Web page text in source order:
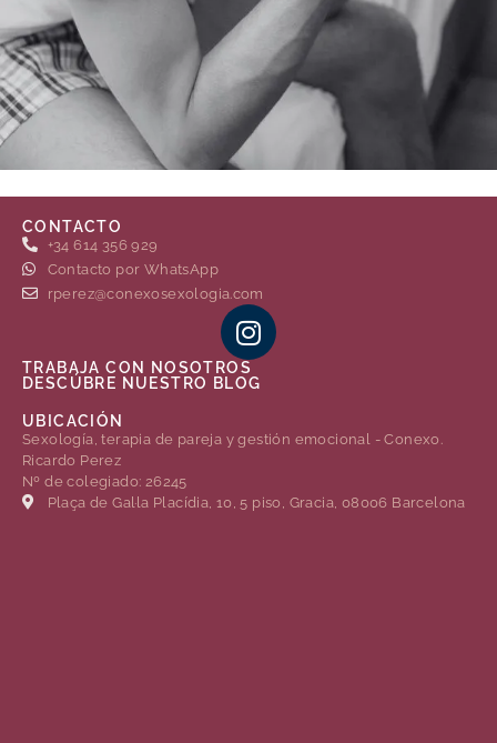
CONTACTO
+34 614 356 929
Contacto por WhatsApp
rperez@conexosexologia.com
TRABAJA CON NOSOTROS
DESCÚBRE NUESTRO BLOG
UBICACIÓN
Sexología, terapia de pareja y gestión emocional - Conexo.
Ricardo Perez
Nº de colegiado: 26245
Plaça de Gal·la Placídia, 10, 5 piso, Gracia, 08006 Barcelona